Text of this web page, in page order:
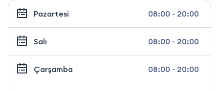
Pazartesi 08:00 - 20:00
Salı 08:00 - 20:00
Çarşamba 08:00 - 20:00